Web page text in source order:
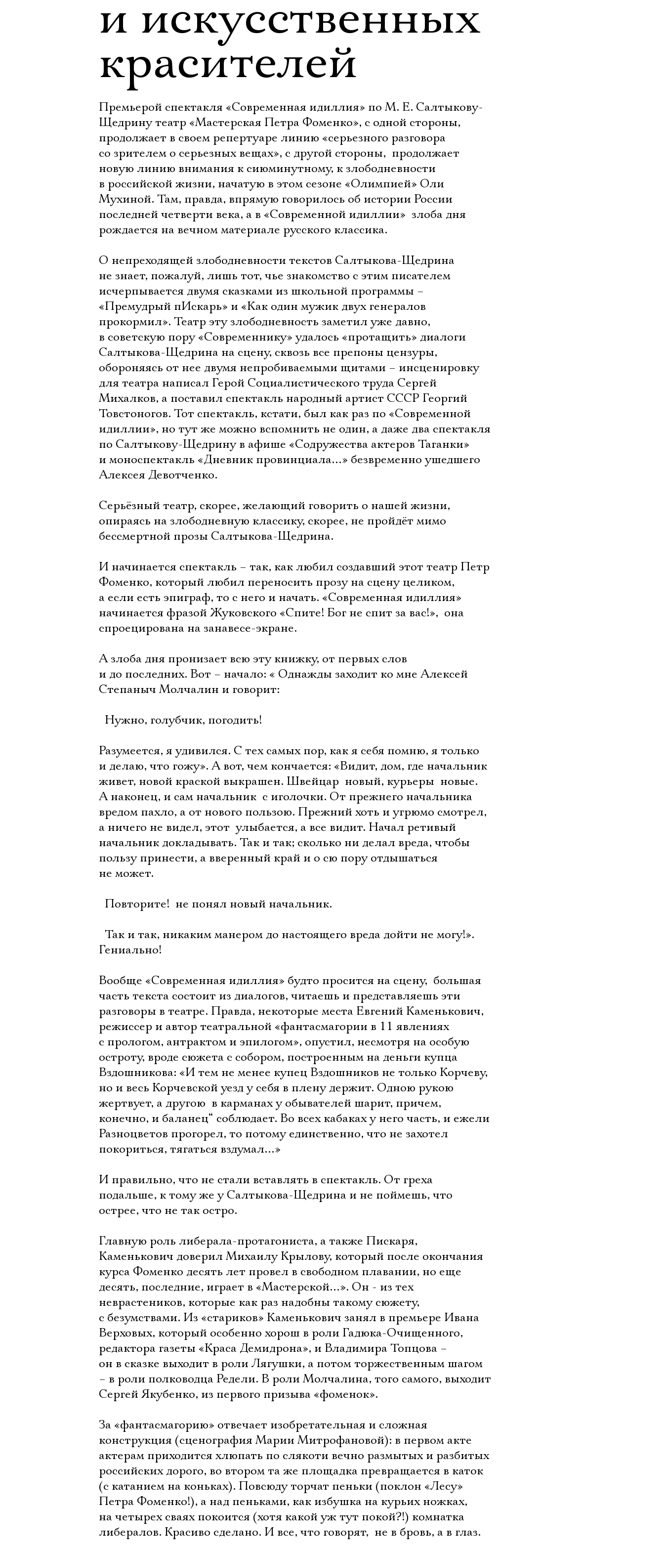
и искусственных
красителей
Премьерой спектакля «Современная идиллия» по М. Е. Салтыкову-
Щедрину театр «Мастерская Петра Фоменко», с одной стороны,
продолжает в своем репертуаре линию «серьезного разговора
со зрителем о серьезных вещах», с другой стороны,  продолжает
новую линию внимания к сиюминутному, к злободневности
в российской жизни, начатую в этом сезоне «Олимпией» Оли
Мухиной. Там, правда, впрямую говорилось об истории России
последней четверти века, а в «Современной идиллии»  злоба дня
рождается на вечном материале русского классика.
О непреходящей злободневности текстов Салтыкова-Щедрина
не знает, пожалуй, лишь тот, чье знакомство с этим писателем
исчерпывается двумя сказками из школьной программы –
«Премудрый пИскарь» и «Как один мужик двух генералов
прокормил». Театр эту злободневность заметил уже давно,
в советскую пору «Современнику» удалось «протащить» диалоги
Салтыкова-Щедрина на сцену, сквозь все препоны цензуры,
обороняясь от нее двумя непробиваемыми щитами – инсценировку
для театра написал Герой Социалистического труда Сергей
Михалков, а поставил спектакль народный артист СССР Георгий
Товстоногов. Тот спектакль, кстати, был как раз по «Современной
идиллии», но тут же можно вспомнить не один, а даже два спектакля
по Салтыкову-Щедрину в афише «Содружества актеров Таганки»
и моноспектакль «Дневник провинциала…» безвременно ушедшего
Алексея Девотченко.
Серьёзный театр, скорее, желающий говорить о нашей жизни,
опираясь на злободневную классику, скорее, не пройдёт мимо
бессмертной прозы Салтыкова-Щедрина.
И начинается спектакль – так, как любил создавший этот театр Петр
Фоменко, который любил переносить прозу на сцену целиком,
а если есть эпиграф, то с него и начать. «Современная идиллия»
начинается фразой Жуковского «Спите! Бог не спит за вас!»,  она
спроецирована на занавесе-экране.
А злоба дня пронизает всю эту книжку, от первых слов
и до последних. Вот – начало: « Однажды заходит ко мне Алексей
Степаныч Молчалин и говорит:
 Нужно, голубчик, погодить!
Разумеется, я удивился. С тех самых пор, как я себя помню, я только
и делаю, что гожу». А вот, чем кончается: «Видит, дом, где начальник
живет, новой краской выкрашен. Швейцар  новый, курьеры  новые.
А наконец, и сам начальник  с иголочки. От прежнего начальника
вредом пахло, а от нового пользою. Прежний хоть и угрюмо смотрел,
а ничего не видел, этот  улыбается, а все видит. Начал ретивый
начальник докладывать. Так и так; сколько ни делал вреда, чтобы
пользу принести, а вверенный край и о сю пору отдышаться
не может.
 Повторите!  не понял новый начальник.
 Так и так, никаким манером до настоящего вреда дойти не могу!».
Гениально!
Вообще «Современная идиллия» будто просится на сцену,  большая
часть текста состоит из диалогов, читаешь и представляешь эти
разговоры в театре. Правда, некоторые места Евгений Каменькович,
режиссер и автор театральной «фантасмагории в 11 явлениях
с прологом, антрактом и эпилогом», опустил, несмотря на особую
остроту, вроде сюжета с собором, построенным на деньги купца
Вздошникова: «И тем не менее купец Вздошников не только Корчеву,
но и весь Корчевской уезд у себя в плену держит. Одною рукою
жертвует, а другою  в карманах у обывателей шарит, причем,
конечно, и баланец“ соблюдает. Во всех кабаках у него часть, и ежели
Разноцветов прогорел, то потому единственно, что не захотел
покориться, тягаться вздумал…»
И правильно, что не стали вставлять в спектакль. От греха
подальше, к тому же у Салтыкова-Щедрина и не поймешь, что
острее, что не так остро.
Главную роль либерала-протагониста, а также Пискаря,
Каменькович доверил Михаилу Крылову, который после окончания
курса Фоменко десять лет провел в свободном плавании, но еще
десять, последние, играет в «Мастерской…». Он - из тех
неврастеников, которые как раз надобны такому сюжету,
с безумствами. Из «стариков» Каменькович занял в премьере Ивана
Верховых, который особенно хорош в роли Гадюка-Очищенного,
редактора газеты «Краса Демидрона», и Владимира Топцова –
он в сказке выходит в роли Лягушки, а потом торжественным шагом
– в роли полководца Редели. В роли Молчалина, того самого, выходит
Сергей Якубенко, из первого призыва «фоменок».
За «фантасмагорию» отвечает изобретательная и сложная
конструкция (сценография Марии Митрофановой): в первом акте
актерам приходится хлюпать по слякоти вечно размытых и разбитых
российских дорого, во втором та же площадка превращается в каток
(с катанием на коньках). Повсюду торчат пеньки (поклон «Лесу»
Петра Фоменко!), а над пеньками, как избушка на курьих ножках,
на четырех сваях покоится (хотя какой уж тут покой?!) комнатка
либералов. Красиво сделано. И все, что говорят,  не в бровь, а в глаз.